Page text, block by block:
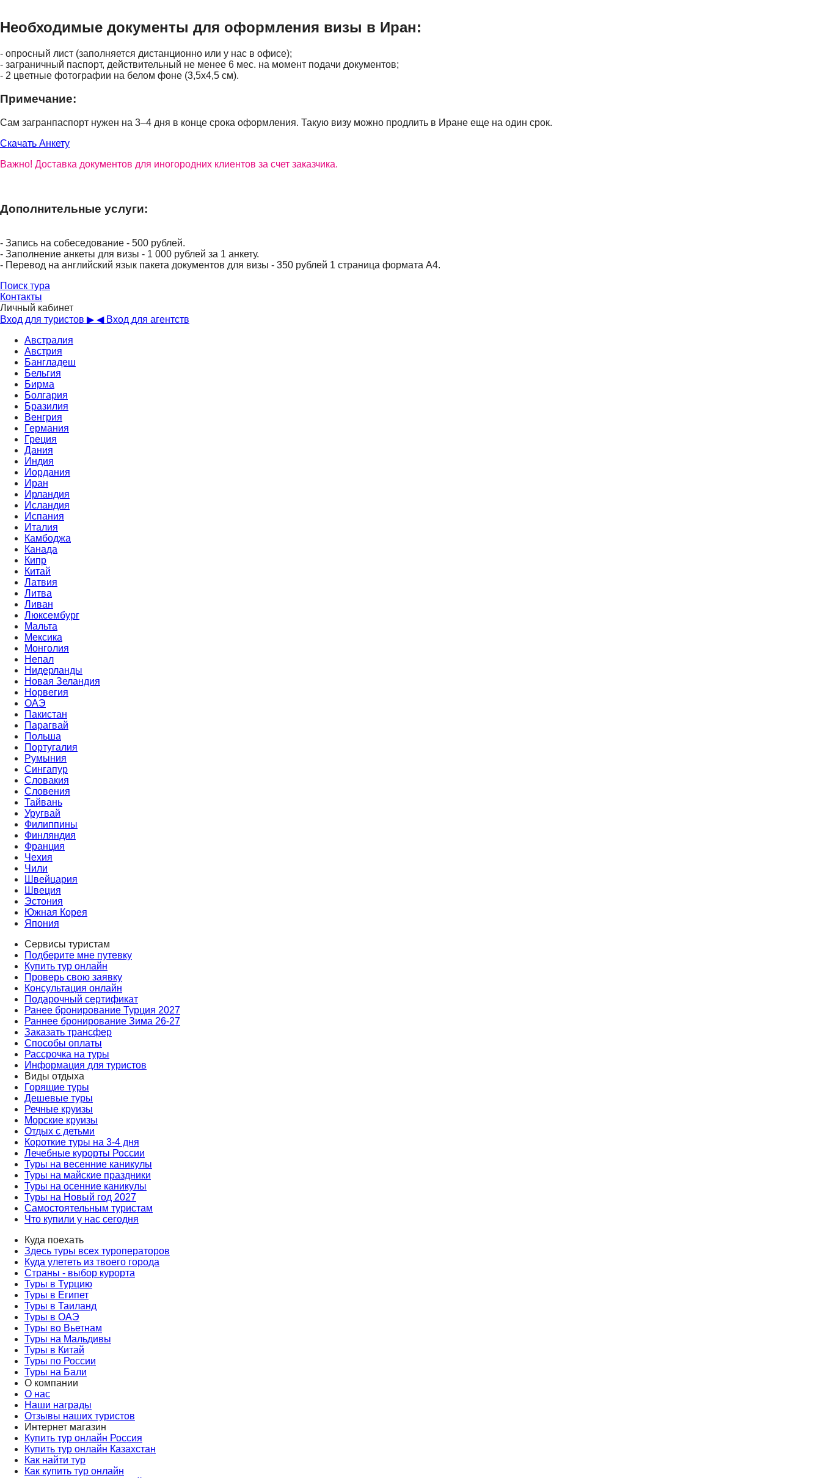
Необходимые документы для оформления визы в Иран:
- опросный лист (заполняется дистанционно или у нас в офисе);
- заграничный паспорт, действительный не менее 6 мес. на момент подачи документов;
- 2 цветные фотографии на белом фоне (3,5х4,5 см).
Примечание:
Сам загранпаспорт нужен на 3–4 дня в конце срока оформления. Такую визу можно продлить в Иране еще на один срок.
Скачать Анкету
Важно! Доставка документов для иногородних клиентов за счет заказчика.
Дополнительные услуги:
- Запись на собеседование - 500 рублей.
- Заполнение анкеты для визы - 1 000 рублей за 1 анкету.
- Перевод на английский язык пакета документов для визы - 350 рублей 1 страница формата A4.
Поиск тура
Контакты
Личный кабинет
Вход для туристов ▶ ◀ Вход для агентств
Австралия
Австрия
Бангладеш
Бельгия
Бирма
Болгария
Бразилия
Венгрия
Германия
Греция
Дания
Индия
Иордания
Иран
Ирландия
Исландия
Испания
Италия
Камбоджа
Канада
Кипр
Китай
Латвия
Литва
Ливан
Люксембург
Мальта
Мексика
Монголия
Непал
Нидерланды
Новая Зеландия
Норвегия
ОАЭ
Пакистан
Парагвай
Польша
Португалия
Румыния
Сингапур
Словакия
Словения
Тайвань
Уругвай
Филиппины
Финляндия
Франция
Чехия
Чили
Швейцария
Швеция
Эстония
Южная Корея
Япония
Сервисы туристам
Подберите мне путевку
Купить тур онлайн
Проверь свою заявку
Консультация онлайн
Подарочный сертификат
Ранее бронирование Турция 2027
Раннее бронирование Зима 26-27
Заказать трансфер
Способы оплаты
Рассрочка на туры
Информация для туристов
Виды отдыха
Горящие туры
Дешевые туры
Речные круизы
Морские круизы
Отдых с детьми
Короткие туры на 3-4 дня
Лечебные курорты России
Туры на весенние каникулы
Туры на майские праздники
Туры на осенние каникулы
Туры на Новый год 2027
Самостоятельным туристам
Что купили у нас сегодня
Куда поехать
Здесь туры всех туроператоров
Куда улететь из твоего города
Страны - выбор курорта
Туры в Турцию
Туры в Египет
Туры в Таиланд
Туры в ОАЭ
Туры во Вьетнам
Туры на Мальдивы
Туры в Китай
Туры по России
Туры на Бали
О компании
О нас
Наши награды
Отзывы наших туристов
Интернет магазин
Купить тур онлайн Россия
Купить тур онлайн Казахстан
Как найти тур
Как купить тур онлайн